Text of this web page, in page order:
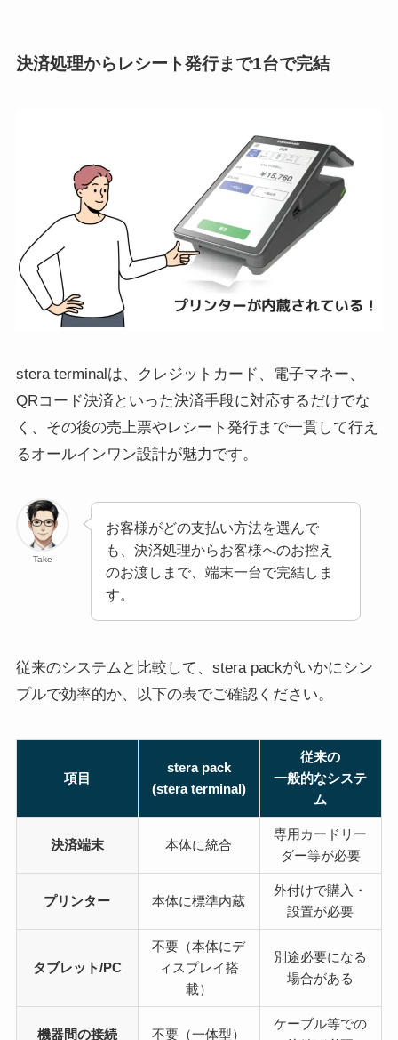
決済処理からレシート発行まで1台で完結
stera terminalは、クレジットカード、電子マネー、
QRコード決済といった決済手段に対応するだけでな
く、その後の売上票やレシート発行まで一貫して行え
るオールインワン設計が魅力です。
Take
お客様がどの支払い方法を選んで
も、決済処理からお客様へのお控え
のお渡しまで、端末一台で完結しま
す。
従来のシステムと比較して、stera packがいかにシン
プルで効率的か、以下の表でご確認ください。
項目
stera pack
(stera terminal)
従来の
一般的なシステ
ム
決済端末 本体に統合
専用カードリー
ダー等が必要
プリンター 本体に標準内蔵
外付けで購入・
設置が必要
タブレット/PC
不要（本体にデ
ィスプレイ搭
載）
別途必要になる
場合がある
機器間の接続 不要（一体型）
ケーブル等での